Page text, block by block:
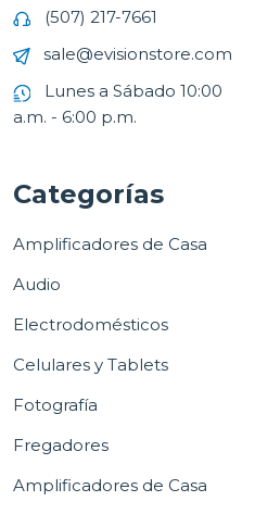
(507) 217-7661
sale@evisionstore.com
Lunes a Sábado 10:00
a.m. - 6:00 p.m.
Categorías
Amplificadores de Casa
Audio
Electrodomésticos
Celulares y Tablets
Fotografía
Fregadores
Amplificadores de Casa